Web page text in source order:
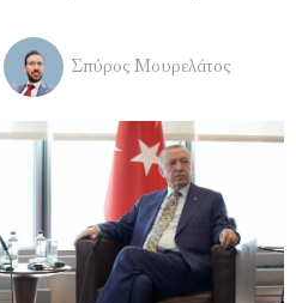
Σπύρος Μουρελάτος